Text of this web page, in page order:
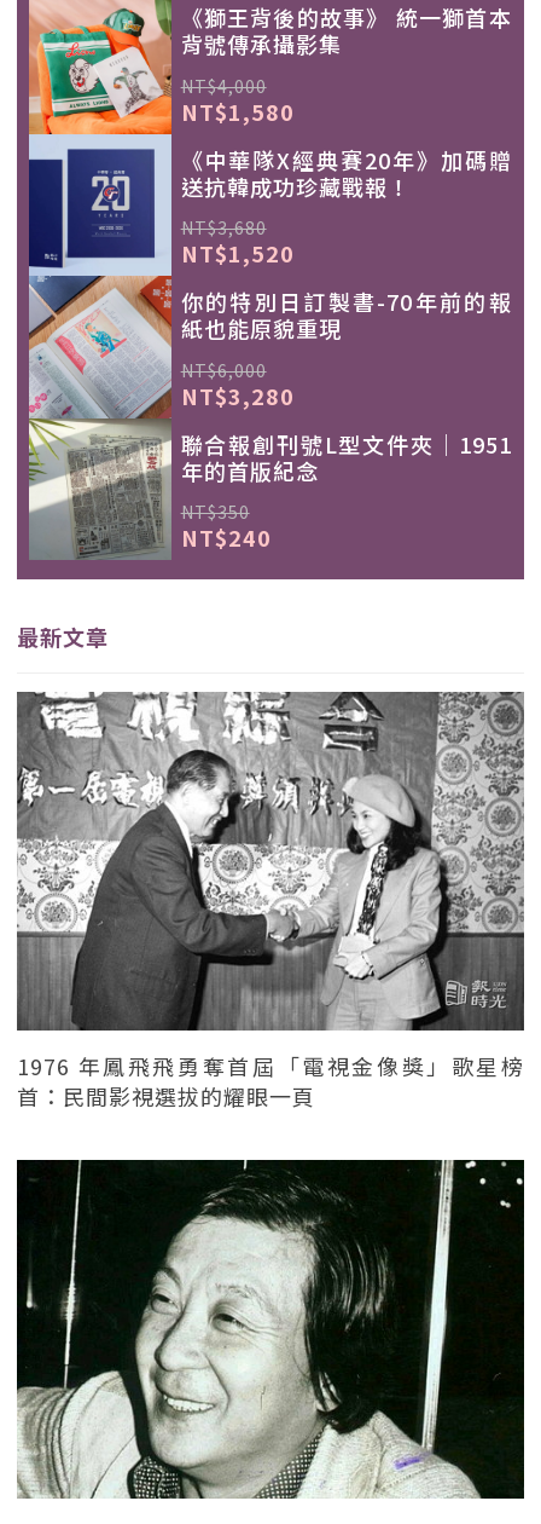
《獅王背後的故事》 統一獅首本
背號傳承攝影集
NT$4,000
NT$1,580
《中華隊X經典賽20年》加碼贈
送抗韓成功珍藏戰報！
NT$3,680
NT$1,520
你的特別日訂製書-70年前的報
紙也能原貌重現
NT$6,000
NT$3,280
聯合報創刊號L型文件夾｜1951
年的首版紀念
NT$350
NT$240
最新文章
1976 年鳳飛飛勇奪首屆「電視金像獎」歌星榜
首：民間影視選拔的耀眼一頁